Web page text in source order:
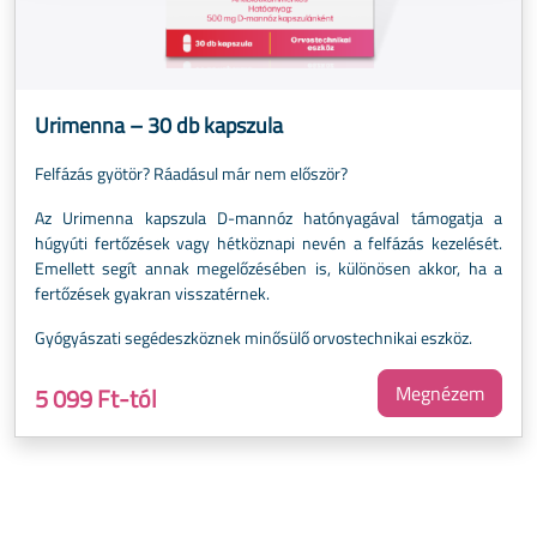
Urimenna – 30 db kapszula
Felfázás gyötör? Ráadásul már nem először?
Az Urimenna kapszula D-mannóz hatónyagával támogatja a
húgyúti fertőzések vagy hétköznapi nevén a felfázás kezelését.
Emellett segít annak megelőzésében is, különösen akkor, ha a
fertőzések gyakran visszatérnek.
Gyógyászati segédeszköznek minősülő orvostechnikai eszköz.
5 099 Ft-tól Megnézem